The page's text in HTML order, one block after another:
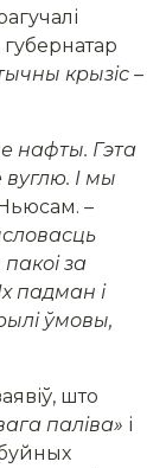
губернатар
крызіс –
нафты. Гэта
І мы
–
за
падман і
ўмовы,
што
паліва» і